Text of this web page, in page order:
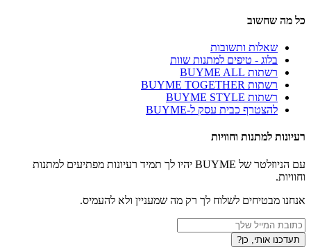
כל מה שחשוב
שאלות ותשובות
בלוג - טיפים למתנות שוות
רשתות BUYME ALL
רשתות BUYME TOGETHER
רשתות BUYME STYLE
להצטרף כבית עסק ל-BUYME
רעיונות למתנות וחוויות
עם הניוזלטר של BUYME יהיו לך תמיד רעיונות מפתיעים למתנות
וחוויות.
אנחנו מבטיחים לשלוח לך רק מה שמעניין ולא להעמיס.
תעדכנו אותי, כן?